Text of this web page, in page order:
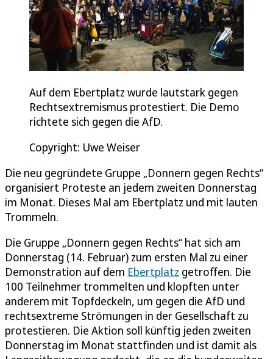
Auf dem Ebertplatz wurde lautstark gegen
Rechtsextremismus protestiert. Die Demo
richtete sich gegen die AfD.
Copyright: Uwe Weiser
Die neu gegründete Gruppe „Donnern gegen Rechts“
organisiert Proteste an jedem zweiten Donnerstag
im Monat. Dieses Mal am Ebertplatz und mit lauten
Trommeln.
Die Gruppe „Donnern gegen Rechts“ hat sich am
Donnerstag (14. Februar) zum ersten Mal zu einer
Demonstration auf dem Ebertplatz getroffen. Die
100 Teilnehmer trommelten und klopften unter
anderem mit Topfdeckeln, um gegen die AfD und
rechtsextreme Strömungen in der Gesellschaft zu
protestieren. Die Aktion soll künftig jeden zweiten
Donnerstag im Monat stattfinden und ist damit als